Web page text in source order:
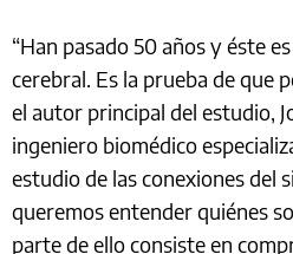
“Han pasado 50 años y éste
cerebral. Es la prueba de que
el autor principal del estudio,
ingeniero biomédico
estudio de las conexiones del
queremos entender quiénes
parte de ello consiste en